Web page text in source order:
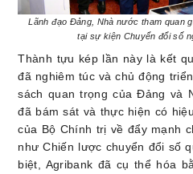
Lãnh đạo Đảng, Nhà nước tham quan
tại sự kiện Chuyển đổi số
Thành tựu kép lần này là kết
đã nghiêm túc và chủ động
sách quan trọng của Đảng và
đã bám sát và thực hiện có
của Bộ Chính trị về đẩy mạnh
như Chiến lược chuyển đổi số
biệt, Agribank đã cụ thể hóa